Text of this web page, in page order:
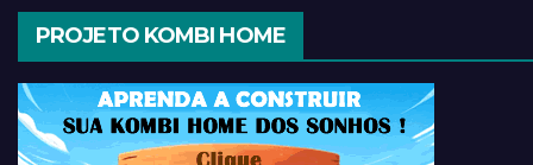
PROJETO KOMBI HOME